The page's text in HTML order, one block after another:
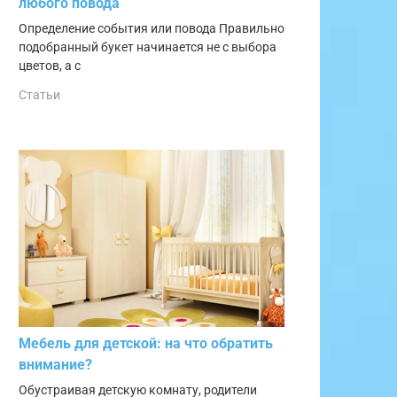
Определение события или повода Правильно
подобранный букет начинается не с выбора
цветов, а с
Статьи
Мебель для детской: на что обратить
внимание?
Обустраивая детскую комнату, родители